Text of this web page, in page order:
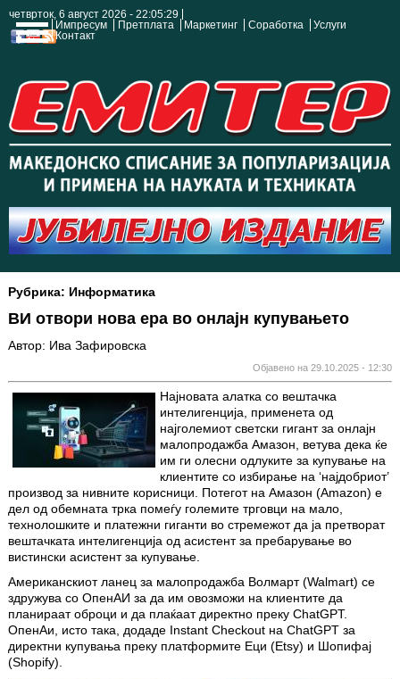
четврток, 6 август 2026 - 22:05:30
Импресум
Претплата Маркетинг Соработка
Услуги
Контакт
Рубрика: Информатика
ВИ отвори нова ера во онлајн купувањето
Автор: Ива Зафировска
Објавено на 29.10.2025 - 12:30
Најновата алатка со вештачка
интелигенција, применета од
најголемиот светски гигант за онлајн
малопродажба Амазон, ветува дека ќе
им ги олесни одлуките за купување на
клиентите со избирање на ‘најдобриот’
производ за нивните корисници. Потегот на Амазон (Amazon) е
дел од обемната трка помеѓу големите трговци на мало,
технолошките и платежни гиганти во стремежот да ја претворат
вештачката интелигенција од асистент за пребарување во
вистински асистент за купување.
Американскиот ланец за малопродажба Волмарт (Walmart) се
здружува со ОпенАИ за да им овозможи на клиентите да
планираат оброци и да плаќаат директно преку ChatGPT.
ОпенАи, исто така, додаде Instant Checkout на ChatGPT за
директни купувања преку платформите Еци (Etsy) и Шопифај
(Shopify).